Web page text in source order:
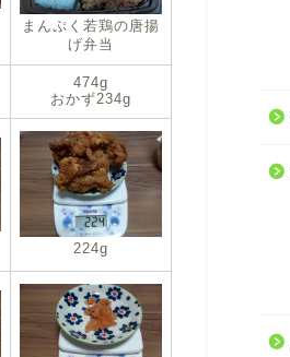
まんぷく若鶏の唐揚
げ弁当
474g
おかず234g
224g